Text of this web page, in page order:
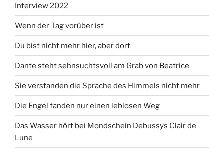
Interview 2022
Wenn der Tag vorüber ist
Du bist nicht mehr hier, aber dort
Dante steht sehnsuchtsvoll am Grab von Beatrice
Sie verstanden die Sprache des Himmels nicht mehr
Die Engel fanden nur einen leblosen Weg
Das Wasser hört bei Mondschein Debussys Clair de
Lune